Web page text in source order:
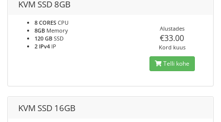
KVM SSD 8GB
8 CORES CPU
8GB Memory
120 GB SSD
2 IPv4 IP
Alustades
€33.00
Kord kuus
Telli kohe
KVM SSD 16GB